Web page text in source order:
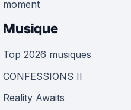
moment
Musique
Top 2026 musiques
CONFESSIONS II
Reality Awaits